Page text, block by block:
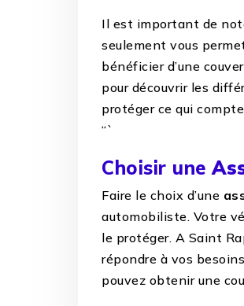
Il est important de
seulement vous
bénéficier d’une
pour découvrir les
protéger ce qui
“`
Choisir une
Faire le choix d’une
automobiliste. Votre
le protéger. A Saint
répondre à vos
pouvez obtenir une